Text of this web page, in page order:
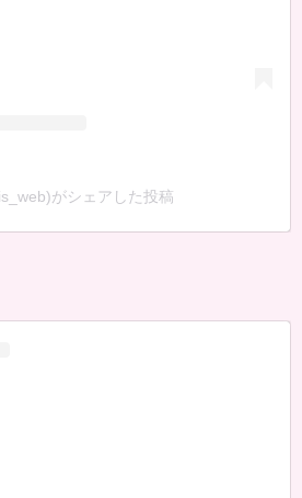
がシェアした投稿